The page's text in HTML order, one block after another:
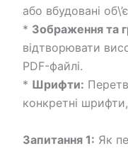
або вбудовані
* Зображення та
відтворювати
PDF-файлі.
* Шрифти:
конкретні
Запитання 1: Як